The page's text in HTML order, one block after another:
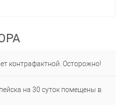
контрафактной. Осторожно!
на 30 суток помещены в